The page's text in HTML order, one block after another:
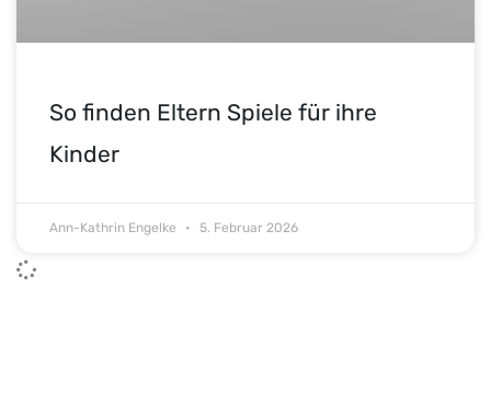
So finden Eltern Spiele für ihre
Kinder
Ann-Kathrin Engelke 5. Februar 2026